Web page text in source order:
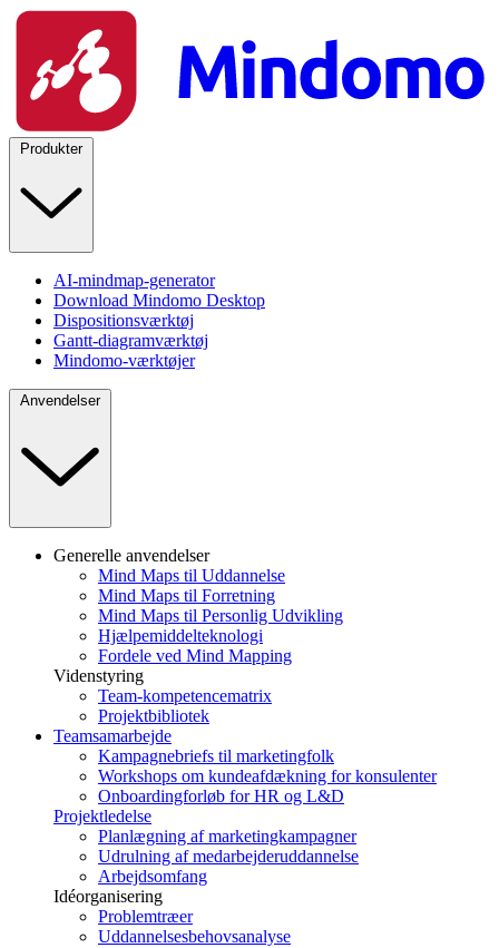
Produkter
AI-mindmap-generator
Download Mindomo Desktop
Dispositionsværktøj
Gantt-diagramværktøj
Mindomo-værktøjer
Anvendelser
Generelle anvendelser
Mind Maps til Uddannelse
Mind Maps til Forretning
Mind Maps til Personlig Udvikling
Hjælpemiddelteknologi
Fordele ved Mind Mapping
Videnstyring
Team-kompetencematrix
Projektbibliotek
Teamsamarbejde
Kampagnebriefs til marketingfolk
Workshops om kundeafdækning for konsulenter
Onboardingforløb for HR og L&D
Projektledelse
Planlægning af marketingkampagner
Udrulning af medarbejderuddannelse
Arbejdsomfang
Idéorganisering
Problemtræer
Uddannelsesbehovsanalyse